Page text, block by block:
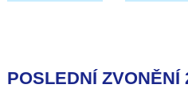
POSLEDNÍ ZVONĚNÍ